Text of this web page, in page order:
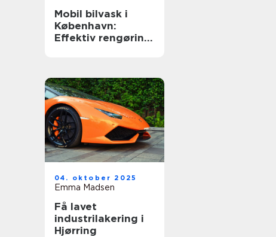
Mobil bilvask i
København:
Effektiv rengøring
04. oktober 2025
Emma Madsen
Få lavet
industrilakering i
Hjørring